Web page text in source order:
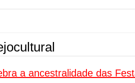
de transfer passeios e traslados em
desconfia dos canais de
força no Brasil com a chegada da
a ancestralidade das